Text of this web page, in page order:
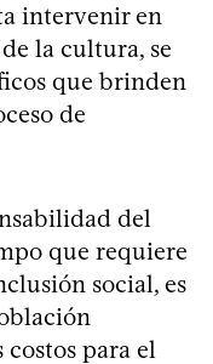
intervenir en
la cultura, se
que brinden
de
del
que requiere
social, es
para el